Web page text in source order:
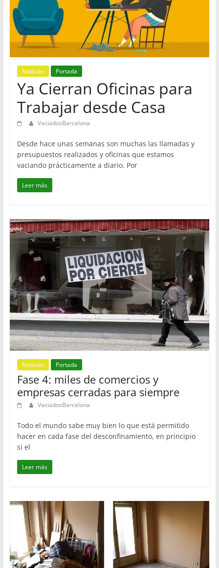
en
Barcelona
Noticias Portada
Ya Cierran Oficinas para
Trabajar desde Casa
VaciadosBarcelona
Desde hace unas semanas son muchas las llamadas y
presupuestos realizados y oficinas que estamos
vaciando prácticamente a diario. Por
Leer más
Noticias Portada
Fase 4: miles de comercios y
empresas cerradas para siempre
VaciadosBarcelona
Todo el mundo sabe muy bien lo que está permitido
hacer en cada fase del desconfinamiento, en principio
si el
Leer más